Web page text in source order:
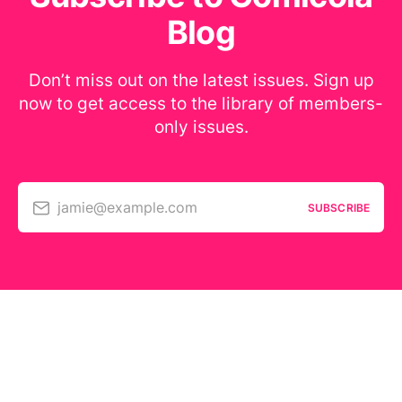
Blog
Don’t miss out on the latest issues. Sign up
now to get access to the library of members-
only issues.
jamie@example.com SUBSCRIBE